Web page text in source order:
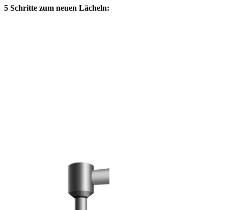
5 Schritte zum neuen Lächeln: